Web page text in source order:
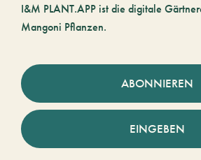
I&M PLANT.APP ist die digitale
Mangoni Pflanzen.
ABONNIEREN
EINGEBEN